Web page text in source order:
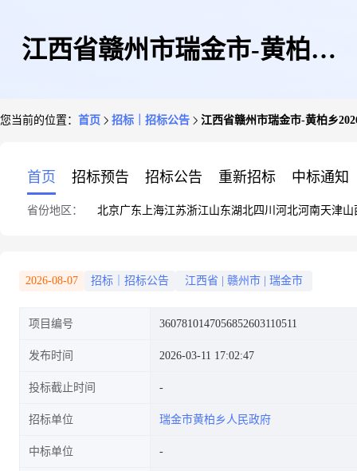
江西省赣州市瑞金市-黄柏乡
服务
您当前的位置： 首页 招标｜招标公告 江西省赣州市瑞金市-黄柏乡
首页 招标预告 招标公告 重新招标 中标通知
省份地区： 北京广东 上海江苏浙江山东湖北四川 河北河南天津山
2026-08-07 招标｜招标公告 江西省 赣州市 瑞金市
项目编号 3607810147056852603110511
发布时间 2026-03-11 17:02:47
投标截止时间
招标单位 瑞金市黄柏乡人民政府
中标单位